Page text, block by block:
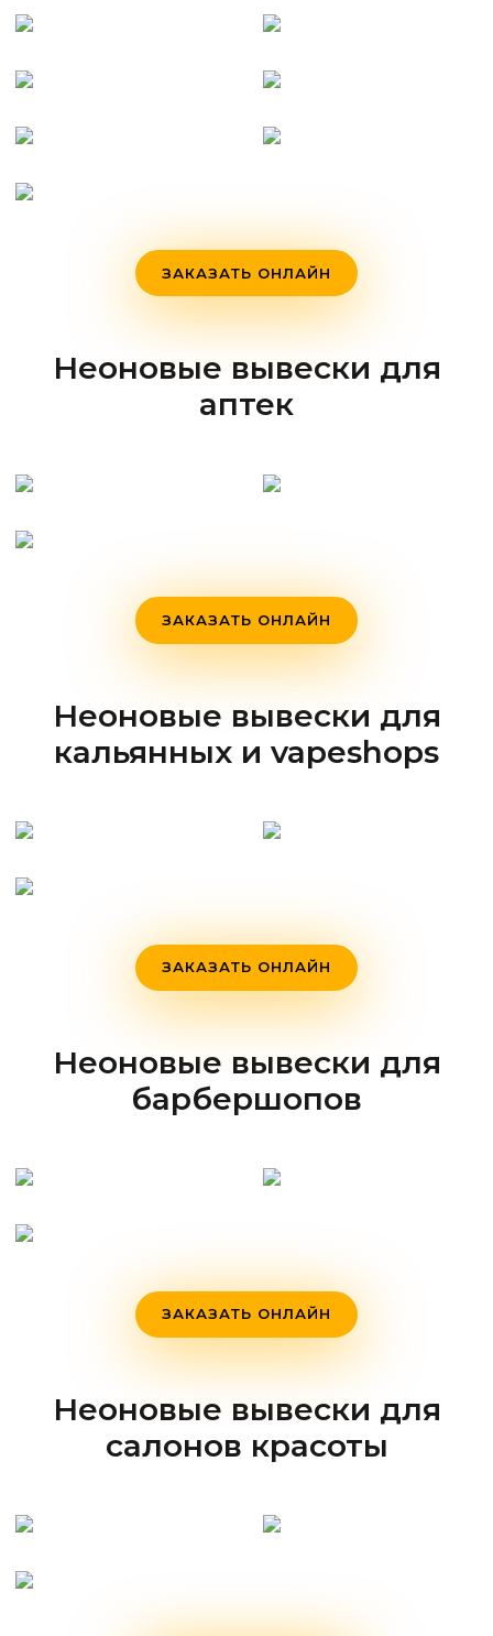
ЗАКАЗАТЬ ОНЛАЙН
Неоновые вывески для
аптек
ЗАКАЗАТЬ ОНЛАЙН
Неоновые вывески для
кальянных и vapeshops
ЗАКАЗАТЬ ОНЛАЙН
Неоновые вывески для
барбершопов
ЗАКАЗАТЬ ОНЛАЙН
Неоновые вывески для
салонов красоты